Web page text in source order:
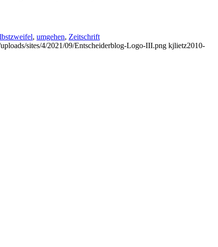
, umgehen, Zeitschrift
sites/4/2021/09/Entscheiderblog-Logo-III.png kjlietz2010-